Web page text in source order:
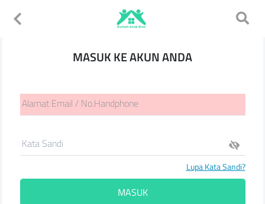
MASUK KE AKUN ANDA
Alamat Email / No.Handphone
Kata Sandi
Lupa Kata Sandi?
MASUK